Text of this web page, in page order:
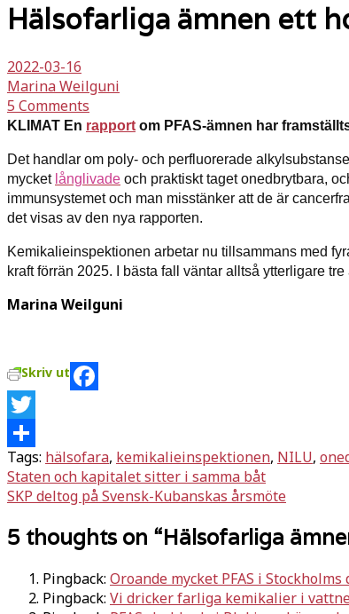
Hälsofarliga ämnen ett
2022-03-16
Marina Weilguni
5 Comments
KLIMAT En rapport om PFAS-ämnen har
Det handlar om poly- och perfluorerade
mycket långlivade och praktiskt taget onedbrytbara,
immunsystemet och man misstänker att de är
det visas av den nya rapporten.
Kemikalieinspektionen arbetar nu tillsammans med
kraft förrän 2025. I bästa fall väntar alltså ytterligare
Marina Weilguni
Skriv ut
Facebook
Twitter
Dela
Tags: hälsofara, kemikalieinspektionen, NILU,
Inläggsnavigering
Staten och kapitalet sitter i samma båt
SKP deltog på Svensk-Kubanskas årsmöte
5 thoughts on “Hälsofarliga
Pingback: Oroande mycket PFAS i
Pingback: Vi dricker farliga kemikalier i